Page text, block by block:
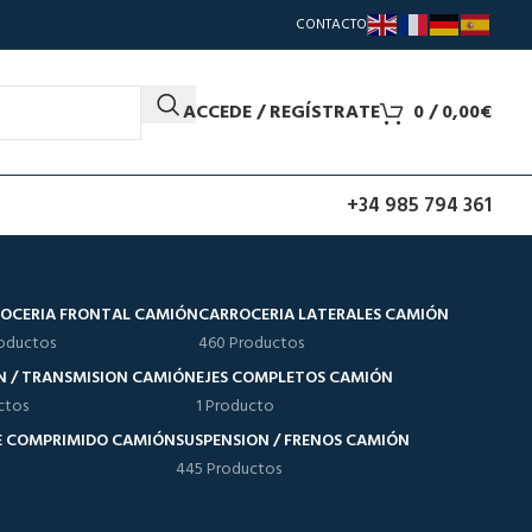
CONTACTO
ACCEDE / REGÍSTRATE 0/0,00€
+34 985 794 361
FRONTAL CAMIÓNCARROCERIA LATERALES CAMIÓN
460 Productos
/ TRANSMISION CAMIÓNEJES COMPLETOS CAMIÓN
1 Producto
COMPRIMIDO CAMIÓNSUSPENSION / FRENOS CAMIÓN
445 Productos